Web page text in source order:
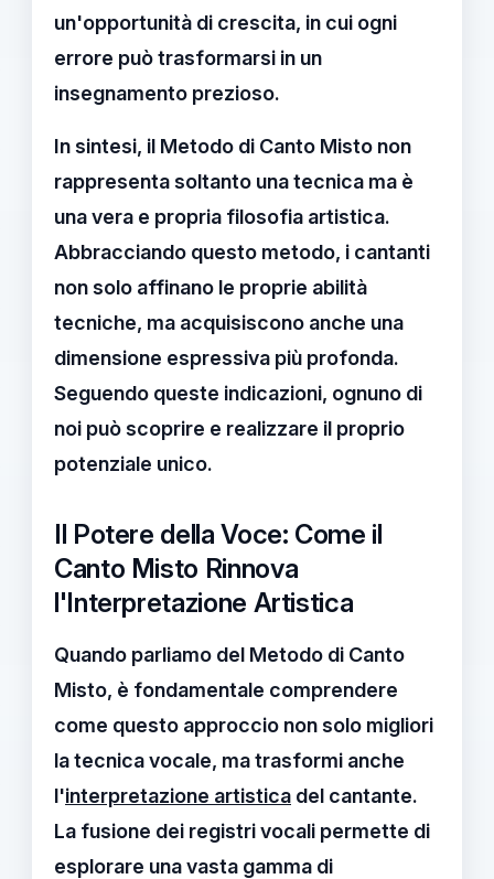
un'opportunità di crescita, in cui ogni
errore può trasformarsi in un
insegnamento prezioso.
In sintesi, il Metodo di Canto Misto non
rappresenta soltanto una tecnica ma è
una vera e propria filosofia artistica.
Abbracciando questo metodo, i cantanti
non solo affinano le proprie abilità
tecniche, ma acquisiscono anche una
dimensione espressiva più profonda.
Seguendo queste indicazioni, ognuno di
noi può scoprire e realizzare il proprio
potenziale unico.
Il Potere della Voce: Come il
Canto Misto Rinnova
l'Interpretazione Artistica
Quando parliamo del Metodo di Canto
Misto, è fondamentale comprendere
come questo approccio non solo migliori
la tecnica vocale, ma trasformi anche
l'interpretazione artistica del cantante.
La fusione dei registri vocali permette di
esplorare una vasta gamma di